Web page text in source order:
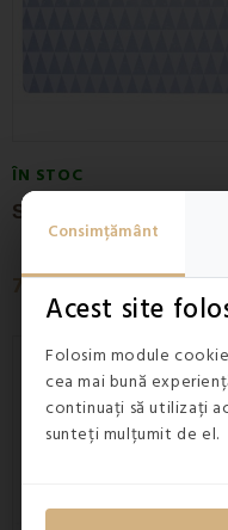
Consimțământ
Acest site
Folosim module
cea mai bună
continuați să utilizați
sunteți mulțumit de el.
ÎN STOC
7,90 lei